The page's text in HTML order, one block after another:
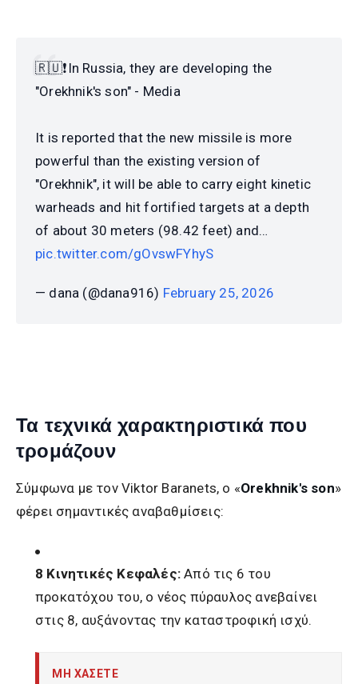
🇷🇺❗️In Russia, they are developing the
"Orekhnik's son" - Media
It is reported that the new missile is more
powerful than the existing version of
"Orekhnik", it will be able to carry eight kinetic
warheads and hit fortified targets at a depth
of about 30 meters (98.42 feet) and…
pic.twitter.com/gOvswFYhyS
— dana (@dana916) February 25, 2026
Τα τεχνικά χαρακτηριστικά που
τρομάζουν
Σύμφωνα με τον Viktor Baranets, ο «Orekhnik's son»
φέρει σημαντικές αναβαθμίσεις:
8 Κινητικές Κεφαλές: Από τις 6 του
προκατόχου του, ο νέος πύραυλος ανεβαίνει
στις 8, αυξάνοντας την καταστροφική ισχύ.
ΜΗ ΧΑΣΕΤΕ